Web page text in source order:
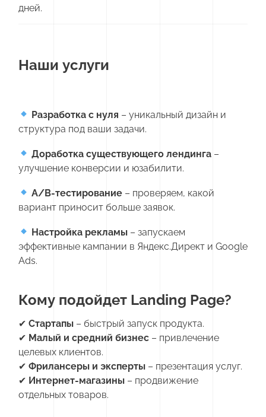
дней.
Наши услуги
Разработка с нуля – уникальный дизайн и
структура под ваши задачи.
Доработка существующего лендинга –
улучшение конверсии и юзабилити.
А/В-тестирование – проверяем, какой
вариант приносит больше заявок.
Настройка рекламы – запускаем
эффективные кампании в Яндекс.Директ и Google
Ads.
Кому подойдет Landing Page?
✔ Стартапы– быстрый запуск продукта.
✔ Малый и средний бизнес– привлечение
целевых клиентов.
✔ Фрилансеры и эксперты– презентация услуг.
✔ Интернет-магазины– продвижение
отдельных товаров.